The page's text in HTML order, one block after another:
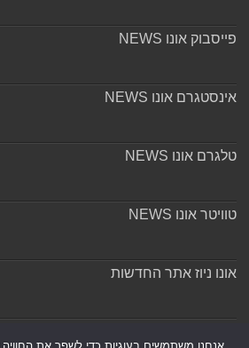
פייסבוק אונו NEWS
אינסטגרם אונו NEWS
טלגרם אונו NEWS
טוויטר אונו NEWS
אונו ניוז אתר החדשות